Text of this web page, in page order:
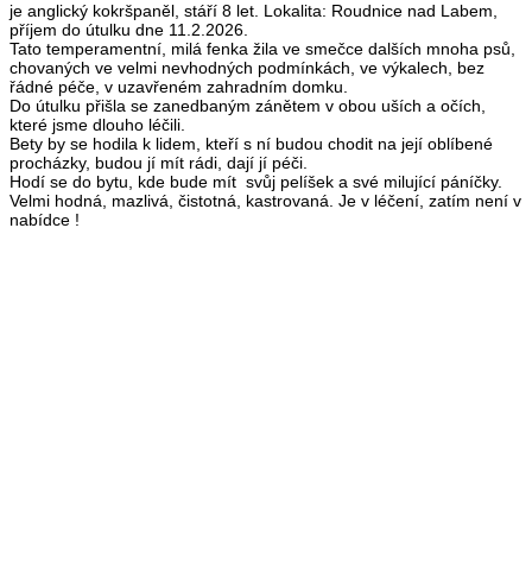
je anglický kokršpaněl, stáří 8 let. Lokalita: Roudnice nad Labem,
příjem do útulku dne 11.2.2026.
Tato temperamentní, milá fenka žila ve smečce dalších mnoha psů,
chovaných ve velmi nevhodných podmínkách, ve výkalech, bez
řádné péče, v uzavřeném zahradním domku.
Do útulku přišla se zanedbaným zánětem v obou uších a očích,
které jsme dlouho léčili.
Bety by se hodila k lidem, kteří s ní budou chodit na její oblíbené
procházky, budou jí mít rádi, dají jí péči.
Hodí se do bytu, kde bude mít svůj pelíšek a své milující páníčky.
Velmi hodná, mazlivá, čistotná, kastrovaná. Je v léčení, zatím není v
nabídce !